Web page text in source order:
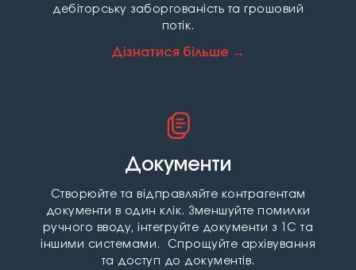
дебіторську заборгованість та грошовий
потік.
Дізнатися більше →
Документи
Створюйте та відправляйте контрагентам
документи в один клік. Зменшуйте помилки
ручного вводу, інтегруйте документи з 1С та
іншими системами. Спрощуйте архівування
та доступ до документів.